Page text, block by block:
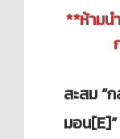
**ห้ามน
สะสม “
มอน[E]”